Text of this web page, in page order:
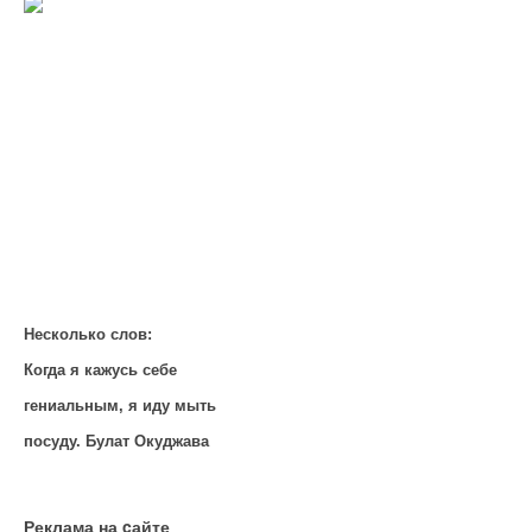
Несколько слов:
Когда я кажусь себе
гениальным, я иду мыть
посуду. Булат Окуджава
Реклама на cайте